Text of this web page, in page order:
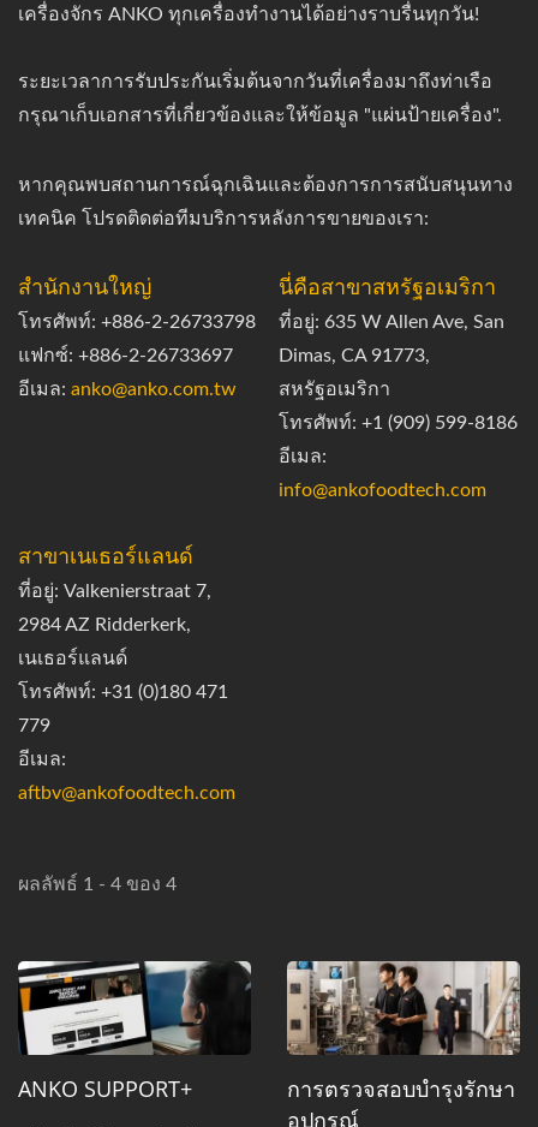
เครื่องจักร ANKO ทุกเครื่องทำงานได้อย่างราบรื่นทุกวัน!
ระยะเวลาการรับประกันเริ่มต้นจากวันที่เครื่องมาถึงท่าเรือ
กรุณาเก็บเอกสารที่เกี่ยวข้องและให้ข้อมูล "แผ่นป้ายเครื่อง".
หากคุณพบสถานการณ์ฉุกเฉินและต้องการการสนับสนุนทาง
เทคนิค โปรดติดต่อทีมบริการหลังการขายของเรา:
สำนักงานใหญ่
โทรศัพท์: +886-2-26733798
แฟกซ์: +886-2-26733697
อีเมล: anko@anko.com.tw
นี่คือสาขาสหรัฐอเมริกา
ที่อยู่: 635 W Allen Ave, San
Dimas, CA 91773,
สหรัฐอเมริกา
โทรศัพท์: +1 (909) 599-8186
อีเมล:
info@ankofoodtech.com
สาขาเนเธอร์แลนด์
ที่อยู่: Valkenierstraat 7,
2984 AZ Ridderkerk,
เนเธอร์แลนด์
โทรศัพท์: +31 (0)180 471
779
อีเมล:
aftbv@ankofoodtech.com​
ผลลัพธ์ 1 - 4 ของ 4
ANKO SUPPORT+
การตรวจสอบบำรุงรักษา
อุปกรณ์